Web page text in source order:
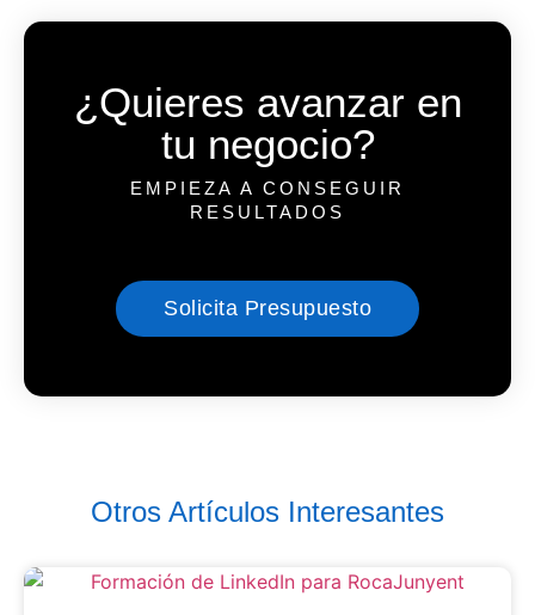
¿Quieres avanzar en
tu negocio?
EMPIEZA A CONSEGUIR
RESULTADOS
Solicita Presupuesto
Otros Artículos Interesantes